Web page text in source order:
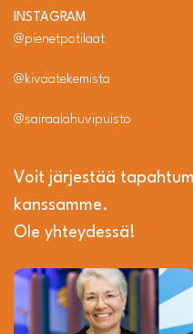
INSTAGRAM
@pienetpotilaat
@kivaatekemista
@sairaalahuvipuisto
Voit järjestää
kanssamme.
Ole yhteydessä!